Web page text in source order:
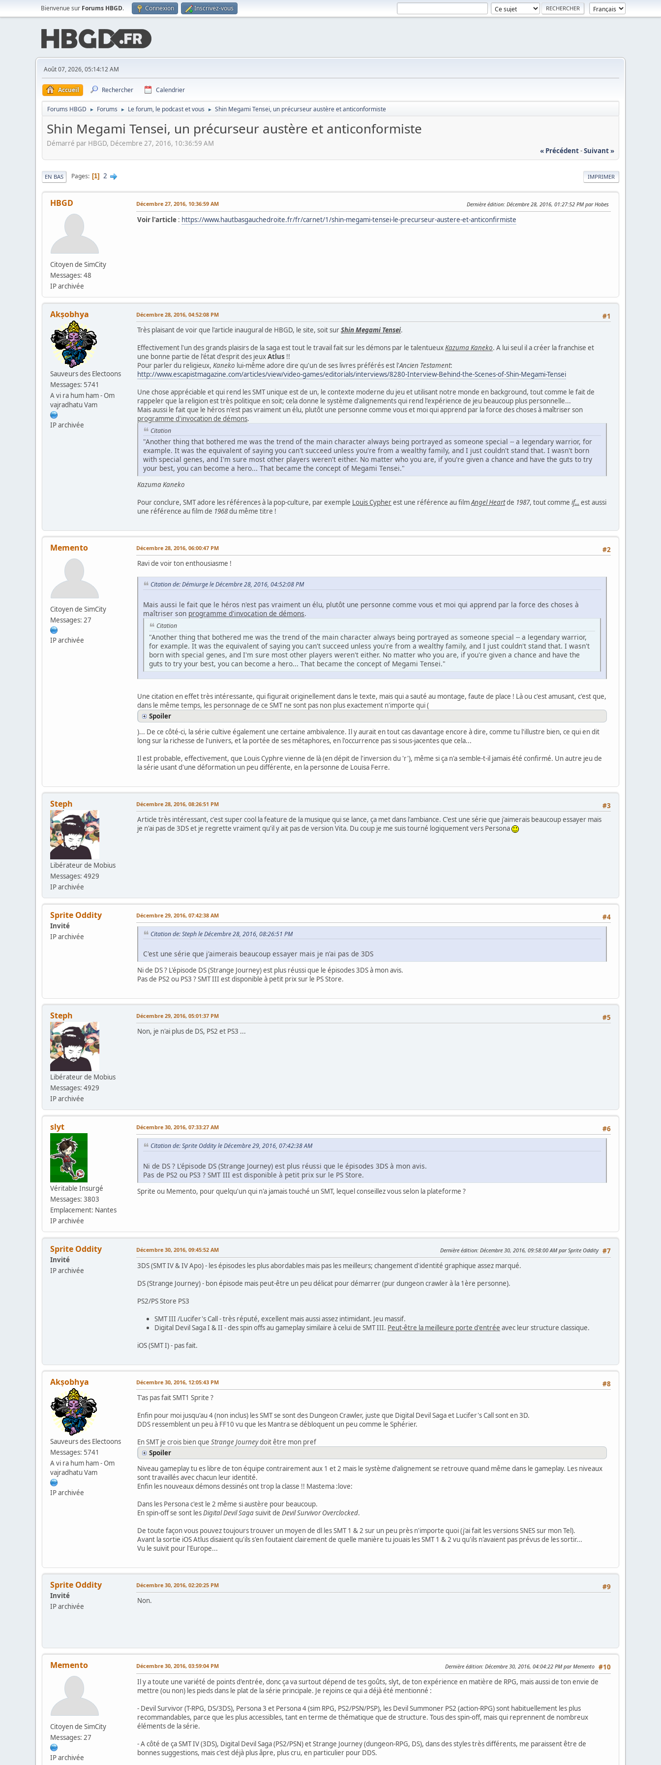
Bienvenue sur Forums HBGD. Connexion Inscrivez-vous
Août 07, 2026, 05:14:12 AM
Accueil Rechercher Calendrier
Forums HBGD ► Forums ► Le forum, le podcast et vous ► Shin Megami Tensei, un précurseur austère et anticonformiste
Shin Megami Tensei, un précurseur austère et anticonformiste
Démarré par HBGD, Décembre 27, 2016, 10:36:59 AM
« Précédent-Suivant »
IMPRIMER
EN BAS Pages 1 2
HBGD
Citoyen de SimCity
Messages: 48
IP archivée
Décembre 27, 2016, 10:36:59 AM Dernière édition: Décembre 28, 2016, 01:27:52 PM par Hobes
Voir l'article : https://www.hautbasgauchedroite.fr/fr/carnet/1/shin-megami-tensei-le-precurseur-austere-et-anticonfirmiste
Akṣobhya
Sauveurs des Electoons
Messages: 5741
A vi ra hum ham - Om
vajradhatu Vam
IP archivée
#1
Décembre 28, 2016, 04:52:08 PM
Très plaisant de voir que l'article inaugural de HBGD, le site, soit surShin Megami Tensei.
Effectivement l'un des grands plaisirs de la saga est tout le travail fait sur les démons par le talentueuxKazuma Kaneko. A lui seul il a créer la franchise et
une bonne partie de l'état d'esprit des jeuxAtlus !!
Pour parler du religieux, Kaneko lui-même adore dire qu'un de ses livres préférés est l'Ancien Testament:
http://www.escapistmagazine.com/articles/view/video-games/editorials/interviews/8280-Interview-Behind-the-Scenes-of-Shin-Megami-Tensei
Une chose appréciable et qui rend les SMT unique est de un, le contexte moderne du jeu et utilisant notre monde en background, tout comme le fait de
rappeler que la religion est très politique en soit; cela donne le système d'alignements qui rend l'expérience de jeu beaucoup plus personnelle...
Mais aussi le fait que le héros n'est pas vraiment un élu, plutôt une personne comme vous et moi qui apprend par la force des choses à maîtriser son
programme d'invocation de démons.
Citation
"Another thing that bothered me was the trend of the main character always being portrayed as someone special -- a legendary warrior, for
example. It was the equivalent of saying you can't succeed unless you're from a wealthy family, and I just couldn't stand that. I wasn't born
with special genes, and I'm sure most other players weren't either. No matter who you are, if you're given a chance and have the guts to try
your best, you can become a hero... That became the concept of Megami Tensei."
Kazuma Kaneko
Pour conclure, SMT adore les références à la pop-culture, par exemple Louis Cypherest une référence au filmAngel Heartde 1987, tout comme if... est aussi
une référence au film de 1968du même titre !
Memento
Citoyen de SimCity
Messages: 27
IP archivée
#2
Décembre 28, 2016, 06:00:47 PM
Ravi de voir ton enthousiasme !
Citation de: Démiurge le Décembre 28, 2016, 04:52:08 PM
Mais aussi le fait que le héros n'est pas vraiment un élu, plutôt une personne comme vous et moi qui apprend par la force des choses à
maîtriser son programme d'invocation de démons.
Citation
"Another thing that bothered me was the trend of the main character always being portrayed as someone special -- a legendary warrior,
for example. It was the equivalent of saying you can't succeed unless you're from a wealthy family, and I just couldn't stand that. I wasn't
born with special genes, and I'm sure most other players weren't either. No matter who you are, if you're given a chance and have the
guts to try your best, you can become a hero... That became the concept of Megami Tensei."
Une citation en effet très intéressante, qui figurait originellement dans le texte, mais qui a sauté au montage, faute de place ! Là ou c'est amusant, c'est que,
dans le même temps, les personnage de ce SMT ne sont pas non plus exactement n'importe qui (
Spoiler
)... De ce côté-ci, la série cultive également une certaine ambivalence. Il y aurait en tout cas davantage encore à dire, comme tu l'illustre bien, ce qui en dit
long sur la richesse de l'univers, et la portée de ses métaphores, en l'occurrence pas si sous-jacentes que cela...
Il est probable, effectivement, que Louis Cyphre vienne de là (en dépit de l'inversion du 'r'), même si ça n'a semble-t-il jamais été confirmé. Un autre jeu de
la série usant d'une déformation un peu différente, en la personne de Louisa Ferre.
Steph
Libérateur de Mobius
Messages: 4929
IP archivée
#3
Décembre 28, 2016, 08:26:51 PM
Article très intéressant, c'est super cool la feature de la musique qui se lance, ça met dans l'ambiance. C'est une série que j'aimerais beaucoup essayer mais
je n'ai pas de 3DS et je regrette vraiment qu'il y ait pas de version Vita. Du coup je me suis tourné logiquement vers Persona
Sprite Oddity
Invité
IP archivée
#4
Décembre 29, 2016, 07:42:38 AM
Citation de: Steph le Décembre 28, 2016, 08:26:51 PM
C'est une série que j'aimerais beaucoup essayer mais je n'ai pas de 3DS
Ni de DS ? L'épisode DS (Strange Journey) est plus réussi que le épisodes 3DS à mon avis.
Pas de PS2 ou PS3 ? SMT III est disponible à petit prix sur le PS Store.
Steph
Libérateur de Mobius
Messages: 4929
IP archivée
#5
Décembre 29, 2016, 05:01:37 PM
Non, je n'ai plus de DS, PS2 et PS3 ...
slyt
Véritable Insurgé
Messages: 3803
Emplacement: Nantes
IP archivée
#6
Décembre 30, 2016, 07:33:27 AM
Citation de: Sprite Oddity le Décembre 29, 2016, 07:42:38 AM
Ni de DS ? L'épisode DS (Strange Journey) est plus réussi que le épisodes 3DS à mon avis.
Pas de PS2 ou PS3 ? SMT III est disponible à petit prix sur le PS Store.
Sprite ou Memento, pour quelqu'un qui n'a jamais touché un SMT, lequel conseillez vous selon la plateforme ?
Sprite Oddity
Invité
IP archivée
#7
Décembre 30, 2016, 09:45:52 AM Dernière édition: Décembre 30, 2016, 09:58:00 AM par Sprite Oddity
3DS (SMT IV & IV Apo) - les épisodes les plus abordables mais pas les meilleurs; changement d'identité graphique assez marqué.
DS (Strange Journey) - bon épisode mais peut-être un peu délicat pour démarrer (pur dungeon crawler à la 1ère personne).
PS2/PS Store PS3
SMT III /Lucifer's Call - très réputé, excellent mais aussi assez intimidant. Jeu massif.
Digital Devil Saga I & II - des spin offs au gameplay similaire à celui de SMT III. Peut-être la meilleure porte d'entrée avec leur structure classique.
iOS (SMT I) - pas fait.
Akṣobhya
Sauveurs des Electoons
Messages: 5741
A vi ra hum ham - Om
vajradhatu Vam
IP archivée
#8
Décembre 30, 2016, 12:05:43 PM
T'as pas fait SMT1 Sprite ?
Enfin pour moi jusqu'au 4 (non inclus) les SMT se sont des Dungeon Crawler, juste que Digital Devil Saga et Lucifer's Call sont en 3D.
DDS ressemblent un peu à FF10 vu que les Mantra se débloquent un peu comme le Sphérier.
En SMT je crois bien que Strange Journeydoit être mon pref
Spoiler
Niveau gameplay tu es libre de ton équipe contrairement aux 1 et 2 mais le système d'alignement se retrouve quand même dans le gameplay. Les niveaux
sont travaillés avec chacun leur identité.
Enfin les nouveaux démons dessinés ont trop la classe !! Mastema :love:
Dans les Persona c'est le 2 même si austère pour beaucoup.
En spin-off se sont lesDigital Devil Sagasuivit de Devil Survivor Overclocked.
De toute façon vous pouvez toujours trouver un moyen de dl les SMT 1 & 2 sur un peu près n'importe quoi (j'ai fait les versions SNES sur mon Tel).
Avant la sortie iOS Atlus disaient qu'ils s'en foutaient clairement de quelle manière tu jouais les SMT 1 & 2 vu qu'ils n'avaient pas prévus de les sortir...
Vu le suivit pour l'Europe...
Sprite Oddity
Invité
IP archivée
#9
Décembre 30, 2016, 02:20:25 PM
Non.
Memento
Citoyen de SimCity
Messages: 27
IP archivée
#10
Décembre 30, 2016, 03:59:04 PM Dernière édition: Décembre 30, 2016, 04:04:22 PM par Memento
Il y a toute une variété de points d'entrée, donc ça va surtout dépend de tes goûts, slyt, de ton expérience en matière de RPG, mais aussi de ton envie de
mettre (ou non) les pieds dans le plat de la série principale. Je rejoins ce qui a déjà été mentionné :
- Devil Survivor (T-RPG, DS/3DS), Persona 3 et Persona 4 (sim RPG, PS2/PSN/PSP), les Devil Summoner PS2 (action-RPG) sont habituellement les plus
recommandables, parce que les plus accessibles, tant en terme de thématique que de structure. Tous des spin-off, mais qui reprennent de nombreux
éléments de la série.
- A côté de ça SMT IV (3DS), Digital Devil Saga (PS2/PSN) et Strange Journey (dungeon-RPG, DS), dans des styles très différents, me paraissent être de
bonnes suggestions, mais c'est déjà plus âpre, plus cru, en particulier pour DDS.